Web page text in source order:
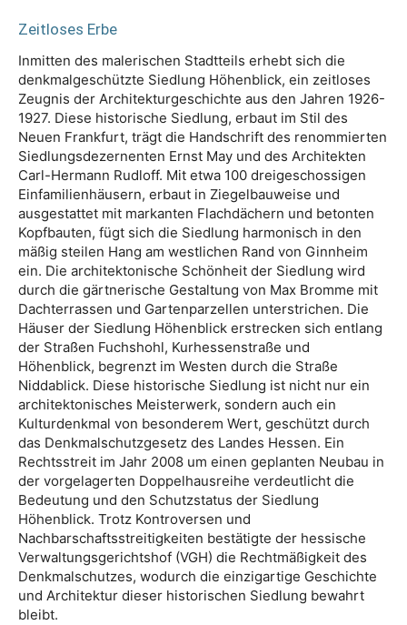
Zeitloses Erbe
Inmitten des malerischen Stadtteils erhebt sich die
denkmalgeschützte Siedlung Höhenblick, ein zeitloses
Zeugnis der Architekturgeschichte aus den Jahren 1926-
1927. Diese historische Siedlung, erbaut im Stil des
Neuen Frankfurt, trägt die Handschrift des renommierten
Siedlungsdezernenten Ernst May und des Architekten
Carl-Hermann Rudloff. Mit etwa 100 dreigeschossigen
Einfamilienhäusern, erbaut in Ziegelbauweise und
ausgestattet mit markanten Flachdächern und betonten
Kopfbauten, fügt sich die Siedlung harmonisch in den
mäßig steilen Hang am westlichen Rand von Ginnheim
ein. Die architektonische Schönheit der Siedlung wird
durch die gärtnerische Gestaltung von Max Bromme mit
Dachterrassen und Gartenparzellen unterstrichen. Die
Häuser der Siedlung Höhenblick erstrecken sich entlang
der Straßen Fuchshohl, Kurhessenstraße und
Höhenblick, begrenzt im Westen durch die Straße
Niddablick. Diese historische Siedlung ist nicht nur ein
architektonisches Meisterwerk, sondern auch ein
Kulturdenkmal von besonderem Wert, geschützt durch
das Denkmalschutzgesetz des Landes Hessen. Ein
Rechtsstreit im Jahr 2008 um einen geplanten Neubau in
der vorgelagerten Doppelhausreihe verdeutlicht die
Bedeutung und den Schutzstatus der Siedlung
Höhenblick. Trotz Kontroversen und
Nachbarschaftsstreitigkeiten bestätigte der hessische
Verwaltungsgerichtshof (VGH) die Rechtmäßigkeit des
Denkmalschutzes, wodurch die einzigartige Geschichte
und Architektur dieser historischen Siedlung bewahrt
bleibt.